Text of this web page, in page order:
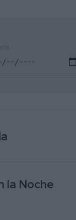
la Noche